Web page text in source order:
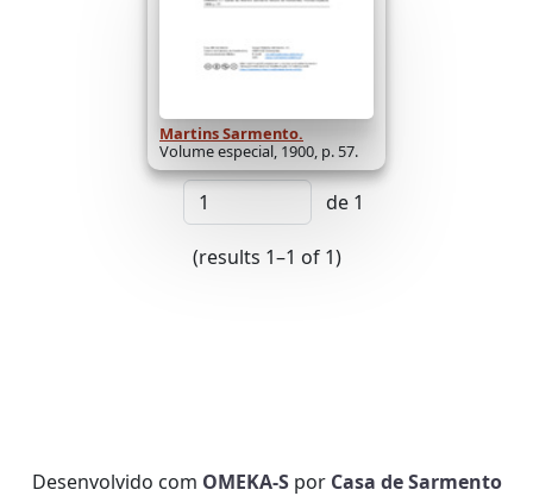
Martins Sarmento.
Volume especial, 1900, p. 57.
de 1
(results 1–1 of 1)
Desenvolvido com OMEKA-Spor Casa de Sarmento